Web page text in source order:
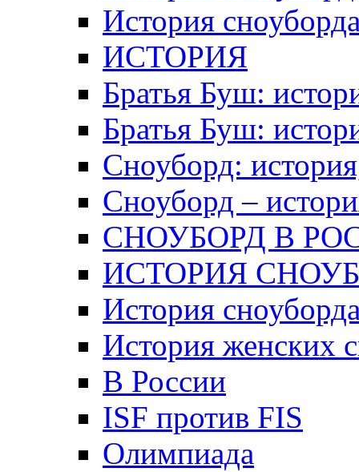
История
ИСТОРИЯ
Братья Буш:
Братья Буш:
Сноуборд:
Сноуборд –
СНОУБОРД В
ИСТОРИЯ
История
История женских
В России
ISF против FIS
Олимпиада